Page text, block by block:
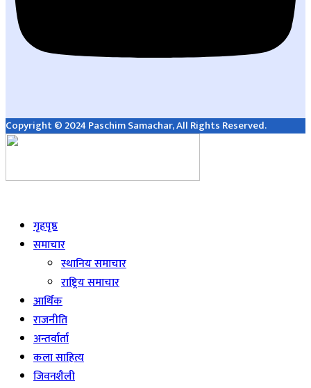
Copyright © 2024 Paschim Samachar, All Rights Reserved.
गृहपृष्ठ
समाचार
स्थानिय समाचार
राष्ट्रिय समाचार
आर्थिक
राजनीति
अन्तर्वार्ता
कला साहित्य
जिवनशैली